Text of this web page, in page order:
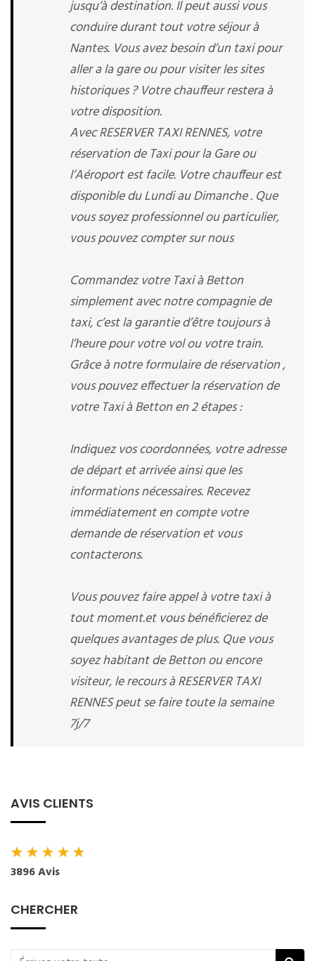
jusqu’à destination. Il peut aussi vous
conduire durant tout votre séjour à
Nantes. Vous avez besoin d’un taxi pour
aller a la gare ou pour visiter les sites
historiques ? Votre chauffeur restera à
votre disposition.
Avec RESERVER TAXI RENNES, votre
réservation de Taxi pour la Gare ou
l’Aéroport est facile. Votre chauffeur est
disponible du Lundi au Dimanche . Que
vous soyez professionnel ou particulier,
vous pouvez compter sur nous
Commandez votre Taxi à Betton
simplement avec notre compagnie de
taxi, c’est la garantie d’être toujours à
l’heure pour votre vol ou votre train.
Grâce à notre formulaire de réservation ,
vous pouvez effectuer la réservation de
votre Taxi à Betton en 2 étapes :
Indiquez vos coordonnées, votre adresse
de départ et arrivée ainsi que les
informations nécessaires. Recevez
immédiatement en compte votre
demande de réservation et vous
contacterons.
Vous pouvez faire appel à votre taxi à
tout moment.et vous bénéficierez de
quelques avantages de plus. Que vous
soyez habitant de Betton ou encore
visiteur, le recours à RESERVER TAXI
RENNES peut se faire toute la semaine
7j/7
AVIS CLIENTS
★★★★★
3896 Avis
CHERCHER